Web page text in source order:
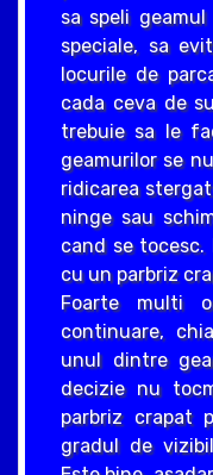
sa speli
speciale, sa
locurile de
cada ceva de
trebuie sa le
geamurilor se
ridicarea
ninge sau
cand se
cu un parbriz
Foarte multi
continuare,
unul dintre
decizie nu
parbriz crapat
gradul de